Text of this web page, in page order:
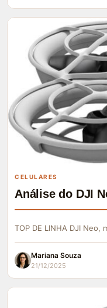
CELULARES
Análise do DJI
TOP DE LINHA DJI
Mariana Souza
21/12/2025